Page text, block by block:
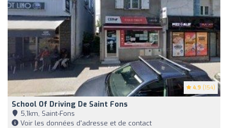
4.9 (154)
School Of Driving De Saint Fons
5,1km, Saint-Fons
Voir les données d'adresse et de contact